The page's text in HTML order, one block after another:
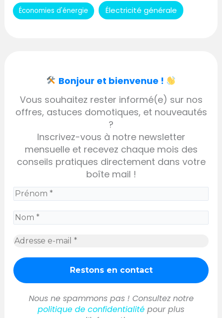
Économies d'énergie Électricité générale
Bonjour et bienvenue !
Vous souhaitez rester informé(e) sur nos
offres, astuces domotiques, et nouveautés
?
Inscrivez-vous à notre newsletter
mensuelle et recevez chaque mois des
conseils pratiques directement dans votre
boîte mail !
Nous ne spammons pas ! Consultez notre
politique de confidentialité pour plus